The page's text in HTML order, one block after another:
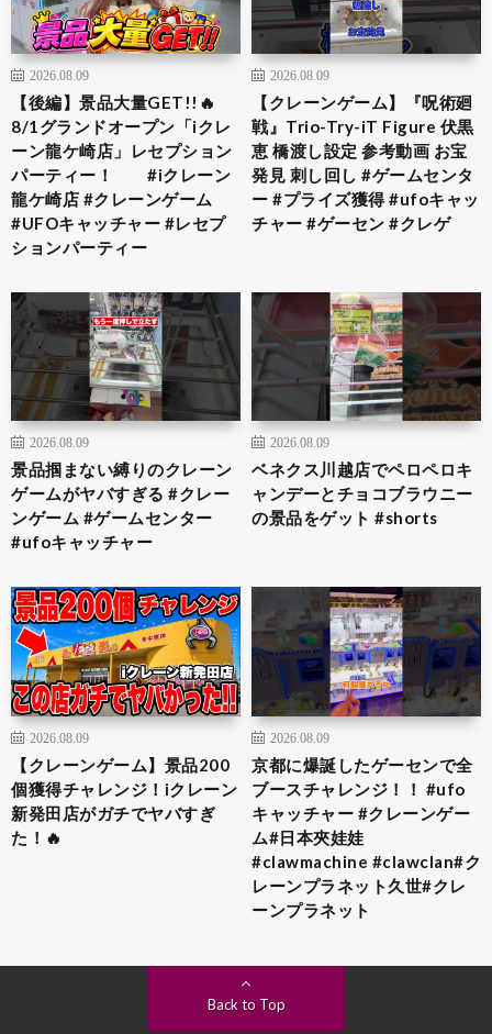
2026.08.09
【後編】景品大量GET!!🔥
8/1グランドオープン「iクレ
ーン龍ケ崎店」レセプション
パーティー！ #iクレーン
龍ケ崎店 #クレーンゲーム
#UFOキャッチャー #レセプ
ションパーティー
2026.08.09
【クレーンゲーム】『呪術廻
戦』Trio-Try-iT Figure 伏黒
恵 橋渡し設定 参考動画 お宝
発見 刺し回し #ゲームセンタ
ー #プライズ獲得 #ufoキャッ
チャー #ゲーセン #クレゲ
2026.08.09
景品掴まない縛りのクレーン
ゲームがヤバすぎる #クレー
ンゲーム #ゲームセンター
#ufoキャッチャー
2026.08.09
ベネクス川越店でペロペロキ
ャンデーとチョコブラウニー
の景品をゲット #shorts
2026.08.09
【クレーンゲーム】景品200
個獲得チャレンジ！iクレーン
新発田店がガチでヤバすぎ
た！🔥
2026.08.09
京都に爆誕したゲーセンで全
ブースチャレンジ！！ #ufo
キャッチャー #クレーンゲー
ム#日本夾娃娃
#clawmachine #clawclan#ク
レーンプラネット久世#クレ
ーンプラネット
Back to Top